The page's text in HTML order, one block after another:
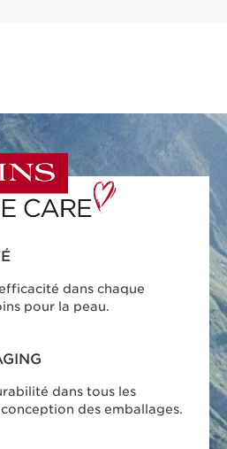
dans chaque
pour la peau.
dans tous les
des emballages.